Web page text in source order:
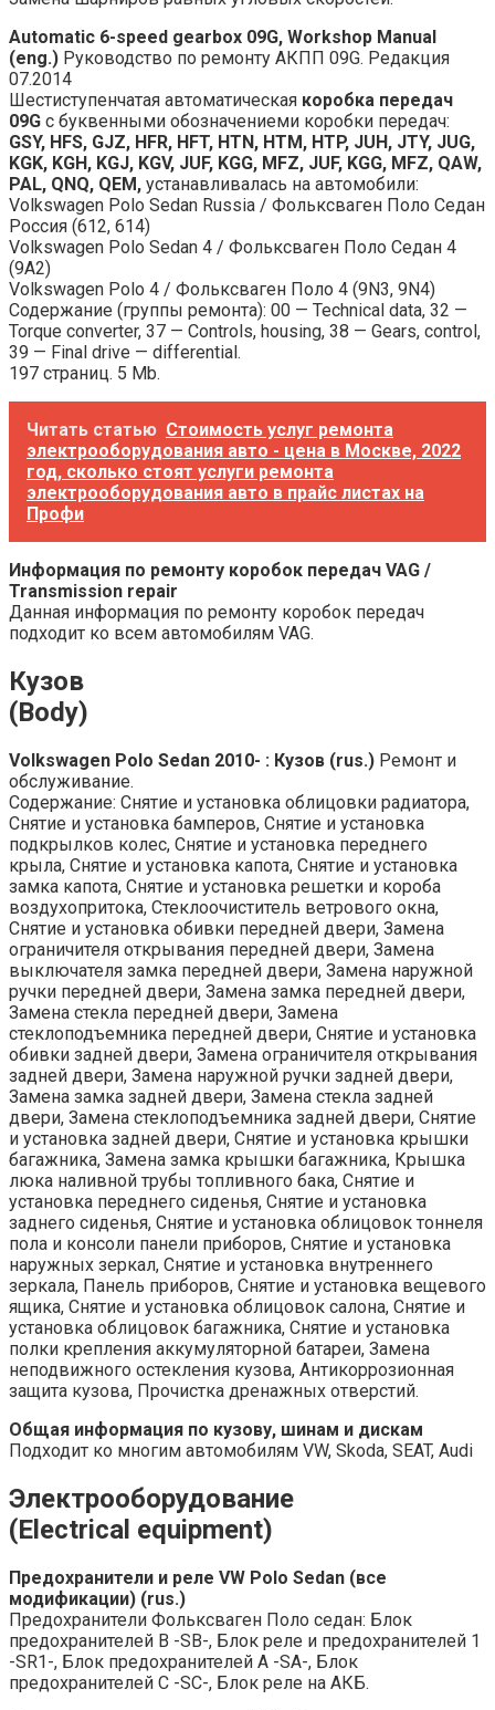
Automatic 6-speed gearbox 09G, Workshop Manual
(eng.) Руководство по ремонту АКПП 09G. Редакция
07.2014
Шестиступенчатая автоматическая коробка передач
09G с буквенными обозначениеми коробки передач:
GSY, HFS, GJZ, HFR, HFT, HTN, HTM, HTP, JUH, JTY, JUG,
KGK, KGH, KGJ, KGV, JUF, KGG, MFZ, JUF, KGG, MFZ, QAW,
PAL, QNQ, QEM, устанавливалась на автомобили:
Volkswagen Polo Sedan Russia / Фольксваген Поло Седан
Россия (612, 614)
Volkswagen Polo Sedan 4 / Фольксваген Поло Седан 4
(9A2)
Volkswagen Polo 4 / Фольксваген Поло 4 (9N3, 9N4)
Содержание (группы ремонта): 00 — Technical data, 32 —
Torque converter, 37 — Controls, housing, 38 — Gears, control,
39 — Final drive — differential.
197 страниц. 5 Mb.
Читать статью Стоимость услуг ремонта
электрооборудования авто - цена в Москве, 2022
год, сколько стоят услуги ремонта
электрооборудования авто в прайс листах на
Профи
Информация по ремонту коробок передач VAG /
Transmission repair
Данная информация по ремонту коробок передач
подходит ко всем автомобилям VAG.
Кузов
(Body)
Volkswagen Polo Sedan 2010- : Кузов (rus.) Ремонт и
обслуживание.
Содержание: Снятие и установка облицовки радиатора,
Снятие и установка бамперов, Снятие и установка
подкрылков колес, Снятие и установка переднего
крыла, Снятие и установка капота, Снятие и установка
замка капота, Снятие и установка решетки и короба
воздухопритока, Стеклоочиститель ветрового окна,
Снятие и установка обивки передней двери, Замена
ограничителя открывания передней двери, Замена
выключателя замка передней двери, Замена наружной
ручки передней двери, Замена замка передней двери,
Замена стекла передней двери, Замена
стеклоподъемника передней двери, Снятие и установка
обивки задней двери, Замена ограничителя открывания
задней двери, Замена наружной ручки задней двери,
Замена замка задней двери, Замена стекла задней
двери, Замена стеклоподъемника задней двери, Снятие
и установка задней двери, Снятие и установка крышки
багажника, Замена замка крышки багажника, Крышка
люка наливной трубы топливного бака, Снятие и
установка переднего сиденья, Снятие и установка
заднего сиденья, Снятие и установка облицовок тоннеля
пола и консоли панели приборов, Снятие и установка
наружных зеркал, Снятие и установка внутреннего
зеркала, Панель приборов, Снятие и установка вещевого
ящика, Снятие и установка облицовок салона, Снятие и
установка облицовок багажника, Снятие и установка
полки крепления аккумуляторной батареи, Замена
неподвижного остекления кузова, Антикоррозионная
защита кузова, Прочистка дренажных отверстий.
Общая информация по кузову, шинам и дискам
Подходит ко многим автомобилям VW, Skoda, SEAT, Audi
Электрооборудование
(Electrical equipment)
Предохранители и реле VW Polo Sedan (все
модификации) (rus.)
Предохранители Фольксваген Поло седан: Блок
предохранителей B -SB-, Блок реле и предохранителей 1
-SR1-, Блок предохранителей A -SA-, Блок
предохранителей C -SC-, Блок реле на АКБ.